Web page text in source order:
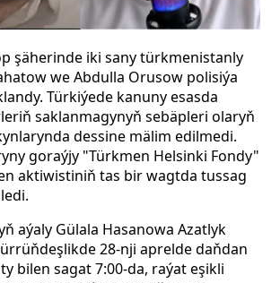
şäherinde iki sany türkmenistanly
we Abdulla Orusow polisiýa
Türkiýede kanuny esasda
saklanmagynyň sebäpleri olaryň
dessine mälim edilmedi.
goraýjy "Türkmen Helsinki Fondy"
aktiwistiniň tas bir wagtda tussag
aýaly Gülala Hasanowa Azatlyk
28-nji aprelde daňdan
bilen sagat 7:00-da, raýat eşikli